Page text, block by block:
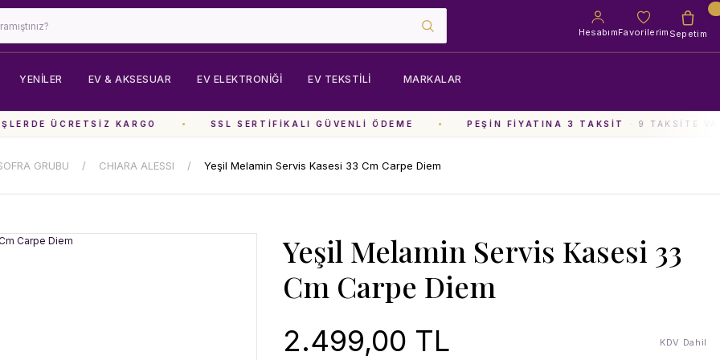
HesabımFavorilerim Sepetim
YENİLER EV & AKSESUAR EV ELEKTRONIĞI EV TEKSTILI MARKALAR
ÜCRETSIZ KARGO SSL SERTIFIKALI GÜVENLI ÖDEME PEŞIN FIYATINA 3 TAKSIT · 9 TAKSITE
GRUBU CHIARA ALESSI Yeşil Melamin Servis Kasesi 33 Cm Carpe Diem
Yeşil Melamin Servis Kasesi 33
Cm Carpe Diem
2.499,00 TL KDV Dahil